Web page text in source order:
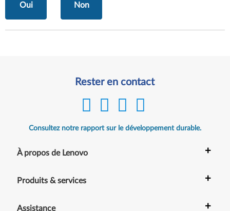
Oui Non
Rester en contact
Consultez notre rapport sur le développement durable.
À propos de Lenovo +
Produits & services +
Assistance +